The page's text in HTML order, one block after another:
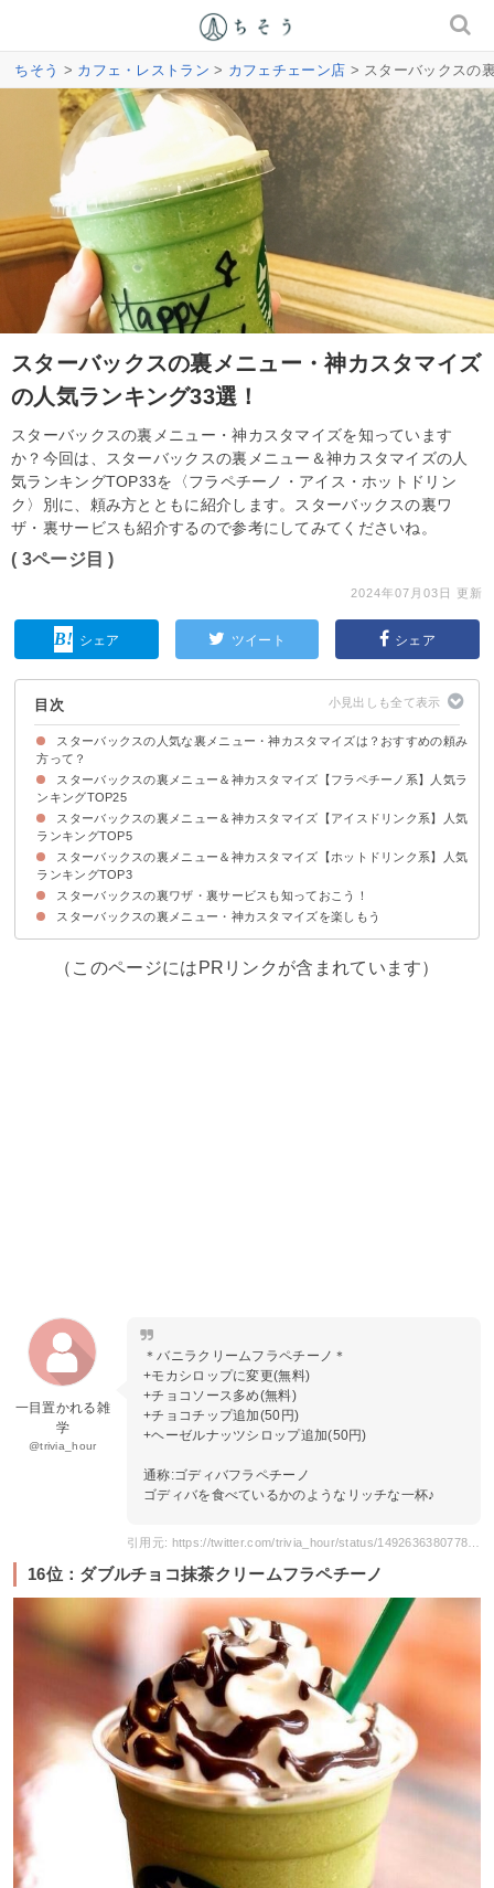
ちそう > カフェ・レストラン > カフェチェーン店 > スターバックスの
スターバックスの裏メニュー・神カスタマイズ
の人気ランキング33選！
スターバックスの裏メニュー・神カスタマイズを知っています
か？今回は、スターバックスの裏メニュー＆神カスタマイズの人
気ランキングTOP33を〈フラペチーノ・アイス・ホットドリン
ク〉別に、頼み方とともに紹介します。スターバックスの裏ワ
ザ・裏サービスも紹介するので参考にしてみてくださいね。
( 3ページ目 )
2024年07月03日 更新
シェア ツイート シェア
目次
スターバックスの人気な裏メニュー・神カスタマイズは？おすすめの頼み
方って？
スターバックスの裏メニュー＆神カスタマイズ【フラペチーノ系】人気ラ
ンキングTOP25
25位：わらび餅フラペチーノ
24位：濃厚抹茶フラペチーノ
23位：ジャバチップフラペチーノ
22位：ミロフラペチーノ
21位：抹茶増量フラペチーノ
20位：雪見フラペチーノ
19位：杏仁フラペチーノ
18位：エクストラコーヒーノンホイップダークモカチップフラペチーノ
17位：ゴディバフラペチーノ
16位：ダブルチョコ抹茶クリームフラペチーノ
15位：ホワイトモカバニラクリームフラペチーノ
14位：夢フラペチーノ
13位：シングルダークモカチップフラペチーノ
12位：キャラメルホワイトモカフラペチーノ
11位：キャラメルチョコチップフラペチーノ
10位：チョコレートクリームフラペチーノ
9位：ちゃんみおスペシャル
8位：白桃フラペチーノ
7位：完熟マンゴーフラペチーノ
6位：アポロフラペチーノ
5位：エスプレッソフラペチーノ
4位：キャラメルクッキーバー
3位：濃厚ミルクフラペチーノ
2位：オランジェットフラペチーノ
1位：ピノ風フラペチーノ
スターバックスの裏メニュー＆神カスタマイズ【アイスドリンク系】人気
ランキングTOP5
5位：まったり濃厚アイスラテ
4位：ゆずシトラス＆パッションティー
3位：バレンシアパッションティー
2位：ジェイソンスペシャル
1位：ホワイトアイスチョコレート
スターバックスの裏メニュー＆神カスタマイズ【ホットドリンク系】人気
ランキングTOP3
3位：ヘーゼルナッツモカ
2位：バニララテ
1位：ココアカプチーノ
スターバックスの裏ワザ・裏サービスも知っておこう！
①ドリップコーヒーはおかわりがお得！
②温度の調整
③フラペチーノのショートサイズ
スターバックスの裏メニュー・神カスタマイズを楽しもう
（このページにはPRリンクが含まれています）
一目置かれる雑
学
@trivia_hour
＊バニラクリームフラペチーノ＊
+モカシロップに変更(無料)
+チョコソース多め(無料)
+チョコチップ追加(50円)
+ヘーゼルナッツシロップ追加(50円)
通称:ゴディバフラペチーノ
ゴディバを食べているかのようなリッチな一杯♪
16位：ダブルチョコ抹茶クリームフラペチーノ